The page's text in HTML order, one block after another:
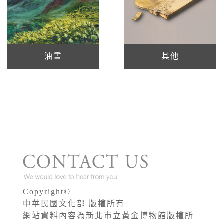
油畫 其他
Copyright©
中華民國文化部 版權所有
網站資料內容為新北市立黃金博物館版權所